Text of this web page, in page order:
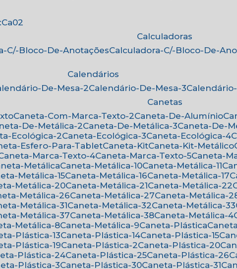
:Ca02
Calculadoras
C/-Bloco-De-Anotações Calculadora-C/-Bloco-De-
Calendários
De-Mesa-2 Calendário-De-Mesa-3
Canetas
Caneta-Com-Marca-Texto-2 Caneta-De-Alumínio
De-Metálica-2 Caneta-De-Metálica-3 Caneta-De-
Ecológica-2 Caneta-Ecológica-3 Caneta-Ecológica-4
Esfero-Para-Tablet Caneta-Kit Caneta-Kit-Metálico
Caneta-Marca-Texto-4 Caneta-Marca-Texto-5 Caneta-
Metálica Caneta-Metálica-10 Caneta-Metálica-11
Metálica-15 Caneta-Metálica-16 Caneta-Metálica-17
Metálica-20 Caneta-Metálica-21 Caneta-Metálica-22
Metálica-26 Caneta-Metálica-27 Caneta-Metálica-
Metálica-31 Caneta-Metálica-32 Caneta-Metálica-33
Metálica-37 Caneta-Metálica-38 Caneta-Metálica-4
Metálica-8 Caneta-Metálica-9 Caneta-Plástica
Plástica-13 Caneta-Plástica-14 Caneta-Plástica-15
Plástica-19 Caneta-Plástica-2 Caneta-Plástica-20
Plástica-24 Caneta-Plástica-25 Caneta-Plástica-26
Plástica-3 Caneta-Plástica-30 Caneta-Plástica-31